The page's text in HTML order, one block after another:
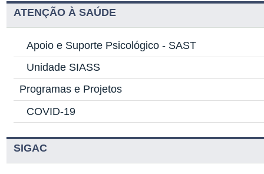
ATENÇÃO À SAÚDE
Apoio e Suporte Psicológico - SAST
Unidade SIASS
Programas e Projetos
COVID-19
SIGAC